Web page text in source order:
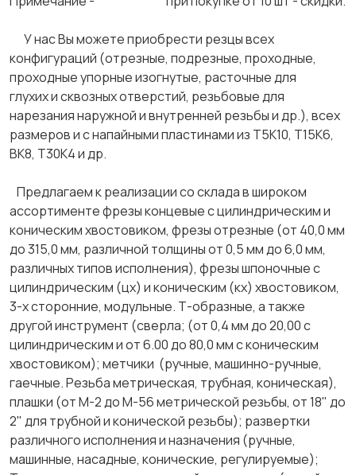
У нас Вы можете приобрести резцы всех
конфигураций (отрезные, подрезные, проходные,
проходные упорные изогнутые, расточные для
глухих и сквозных отверстий, резьбовые для
нарезания наружной и внутренней резьбы и др.), всех
размеров и с напайными пластинами из Т5К10, Т15К6,
ВК8, Т30К4 и др.
Предлагаем к реализации со склада в широком
ассортименте фрезы концевые с цилиндрическим и
коническим хвостовиком, фрезы отрезные (от 40,0 мм
до 315,0 мм, различной толщины от 0,5 мм до 6,0 мм,
различных типов исполнения), фрезы шпоночные с
цилиндрическим (цх) и коническим (кх) хвостовиком,
3-х сторонние, модульные. Т-образные, а также
другой инструмент (сверла; (от 0,4 мм до 20,00 с
цилиндрическим и от 6.00 до 80,0 мм с коническим
хвостовиком); метчики (ручные, машинно-ручные,
гаечные. Резьба метрическая, трубная, коническая),
плашки (от М-2 до М-56 метрической резьбы, от 18" до
2" для трубной и конической резьбы); развертки
различного исполнения и назначения (ручные,
машинные, насадные, конические, регулируемые);